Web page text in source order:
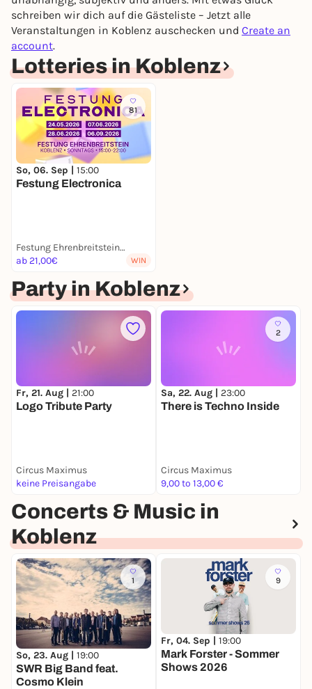
schreiben wir dich auf die Gästeliste – Jetzt alle
Veranstaltungen in Koblenz auschecken und Create an
account.
Lotteries in Koblenz
81
So, 06. Sep | 15:00
Festung Electronica
Festung Ehrenbreitstein - Open Air
ab 21,00€
WIN
Party in Koblenz
Fr, 21. Aug | 21:00
Logo Tribute Party
Circus Maximus
keine Preisangabe
2
Sa, 22. Aug | 23:00
There is Techno Inside
Circus Maximus
9,00 to 13,00 €
Concerts & Music in
Koblenz
1
So, 23. Aug | 19:00
SWR Big Band feat.
Cosmo Klein
9
Fr, 04. Sep | 19:00
Mark Forster - Sommer
Shows 2026
You already have an account?Log in now